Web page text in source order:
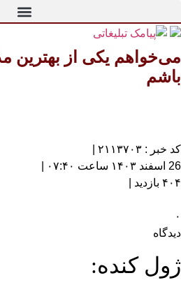
می‌خواهم یکی از بهترین
باشم
کد خبر : ۲۱۱۳۷۰۳ |
26 اسفند ۱۴۰۳ ساعت ۰۷:۴۰ |
۴۰۴ بازدید |
۰
دیدگاه
ژول کنده: